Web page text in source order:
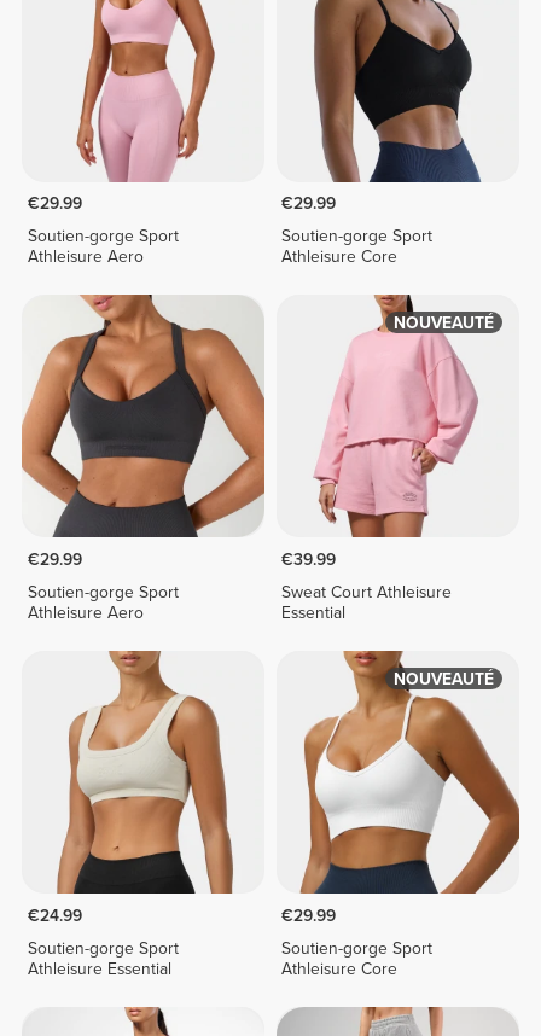
€29.99
Soutien-gorge Sport
Athleisure Aero
€29.99
Soutien-gorge Sport
Athleisure Core
€29.99
Soutien-gorge Sport
Athleisure Aero
NOUVEAUTÉ
€39.99
Sweat Court Athleisure
Essential
€24.99
Soutien-gorge Sport
Athleisure Essential
NOUVEAUTÉ
€29.99
Soutien-gorge Sport
Athleisure Core